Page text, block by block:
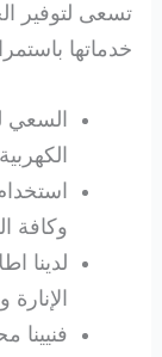
تسعى لتوفير
خدماتها
السعي
وكافة
لدينا